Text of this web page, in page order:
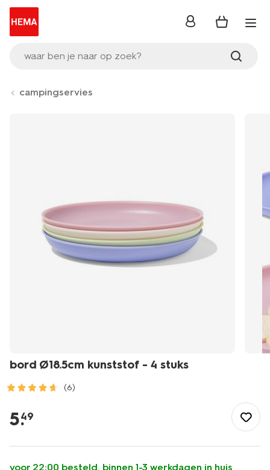
waar ben je naar op zoek?
inloggen
campingservies
bord Ø18.5cm kunststof - 4 stuks
(6)
onderweg/kamperen/campingservies/bord-
18.5cm-
-
5.
49
voor 22:00 besteld, binnen 1-3 werkdagen in huis